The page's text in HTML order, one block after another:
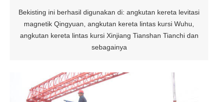
Bekisting ini berhasil digunakan di: angkutan kereta levitasi
magnetik Qingyuan, angkutan kereta lintas kursi Wuhu,
angkutan kereta lintas kursi Xinjiang Tianshan Tianchi dan
sebagainya